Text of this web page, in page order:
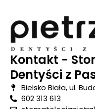
Kontakt -
Dentyści z
Bielsko Biała, ul.
602 313 613